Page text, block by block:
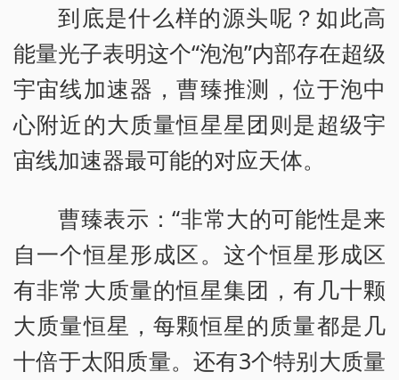
到底是什么样的源头呢？如此高
能量光子表明这个“泡泡”内部存在超级
宇宙线加速器，曹臻推测，位于泡中
心附近的大质量恒星星团则是超级宇
宙线加速器最可能的对应天体。
曹臻表示：“非常大的可能性是来
自一个恒星形成区。这个恒星形成区
有非常大质量的恒星集团，有几十颗
大质量恒星，每颗恒星的质量都是几
十倍于太阳质量。还有3个特别大质量